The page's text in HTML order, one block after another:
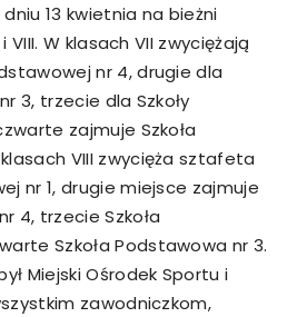
13 kwietnia na bieżni
VIII. W klasach VII zwyciężają
nr 4, drugie dla
3, trzecie dla Szkoły
zajmuje Szkoła
VIII zwycięża sztafeta
nr 1, drugie miejsce zajmuje
4, trzecie Szkoła
Szkoła Podstawowa nr 3.
Miejski Ośrodek Sportu i
zawodniczkom,